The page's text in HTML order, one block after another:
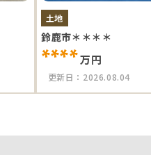
土地
鈴鹿市＊＊＊＊
****万円
更新日： 2026.08.04